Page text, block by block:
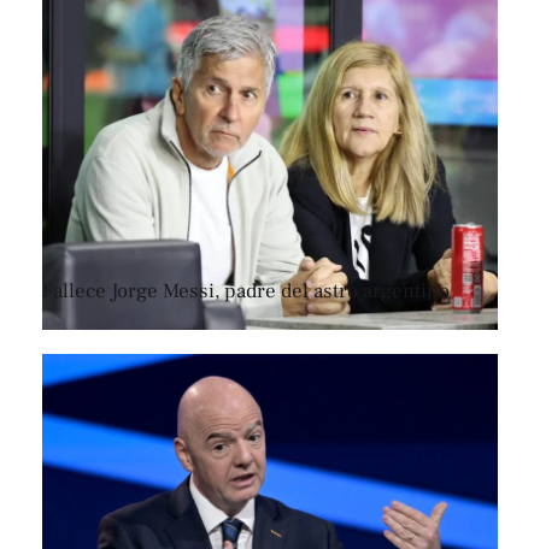
Fallece Jorge Messi, padre del astro argentino